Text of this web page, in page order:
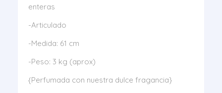
enteras
-Articulado
-Medida: 61 cm
-Peso: 3 kg (aprox)
{Perfumada con nuestra dulce fragancia}